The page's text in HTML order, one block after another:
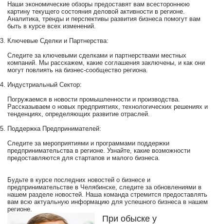
Наши экономические обзоры предоставят вам всестороннюю
картину текущего состояния деловой активности в регионе.
Аналитика, тренды и перспективы развития бизнеса помогут вам
быть в курсе всех изменений.
Ключевые Сделки и Партнерства:
Следите за ключевыми сделками и партнерствами местных
компаний. Мы расскажем, какие соглашения заключены, и как они
могут повлиять на бизнес-сообщество региона.
Индустриальный Сектор:
Погружаемся в новости промышленности и производства.
Рассказываем о новых предприятиях, технологических решениях и
тенденциях, определяющих развитие отраслей.
Поддержка Предпринимателей:
Следите за мероприятиями и программами поддержки
предпринимательства в регионе. Узнайте, какие возможности
предоставляются для стартапов и малого бизнеса.
Будьте в курсе последних новостей о бизнесе и
предпринимательстве в Челябинске, следите за обновлениями в
нашем разделе новостей. Наша команда стремится предоставлять
вам всю актуальную информацию для успешного бизнеса в нашем
регионе.
При обыске у